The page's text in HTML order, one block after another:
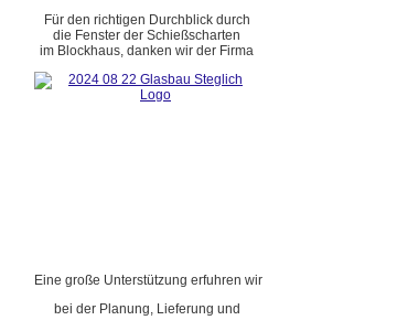
Für den richtigen Durchblick durch
die Fenster der Schießscharten
im Blockhaus, danken wir der Firma
Eine große Unterstützung erfuhren wir
bei der Planung, Lieferung und